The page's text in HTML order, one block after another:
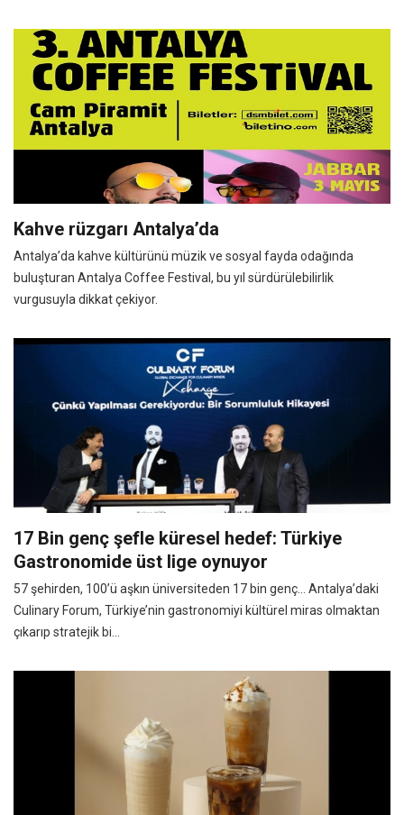
Kahve rüzgarı Antalya’da
Antalya’da kahve kültürünü müzik ve sosyal fayda odağında
buluşturan Antalya Coffee Festival, bu yıl sürdürülebilirlik
vurgusuyla dikkat çekiyor.
17 Bin genç şefle küresel hedef: Türkiye
Gastronomide üst lige oynuyor
57 şehirden, 100’ü aşkın üniversiteden 17 bin genç… Antalya’daki
Culinary Forum, Türkiye’nin gastronomiyi kültürel miras olmaktan
çıkarıp stratejik bi...